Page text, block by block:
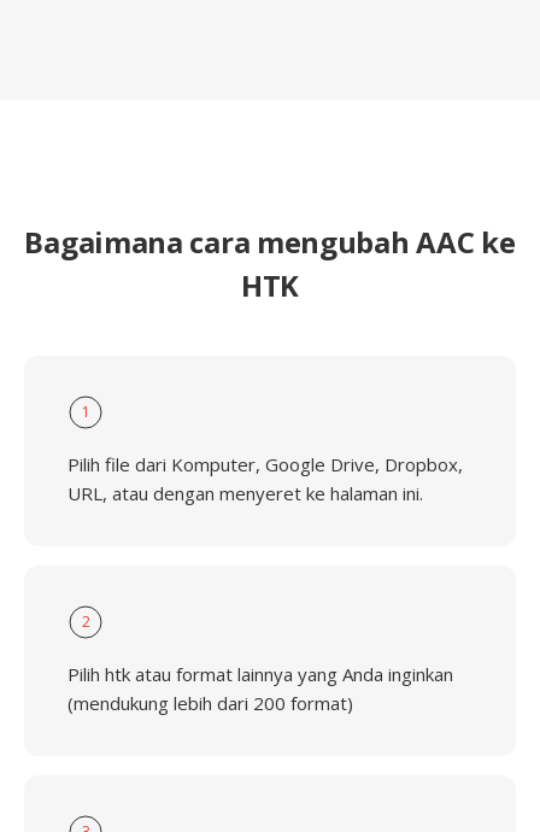
Bagaimana cara mengubah AAC ke
HTK
1
Pilih file dari Komputer, Google Drive, Dropbox,
URL, atau dengan menyeret ke halaman ini.
2
Pilih htk atau format lainnya yang Anda inginkan
(mendukung lebih dari 200 format)